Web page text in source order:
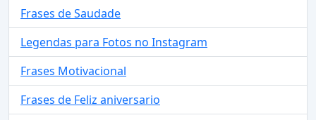
Frases de Saudade
Legendas para Fotos no Instagram
Frases Motivacional
Frases de Feliz aniversario